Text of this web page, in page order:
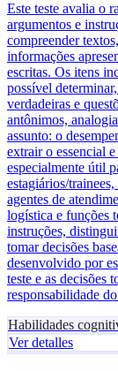
Este teste avalia o
argumentos e
compreender
informações
escritas. Os itens
possível
verdadeiras e
antônimos,
assunto: o
extrair o essencial
especialmente útil
estagiários/
agentes de
logística e funções
instruções,
tomar decisões
desenvolvido por
teste e as decisões
responsabilidade
Habilidades
Ver detalles